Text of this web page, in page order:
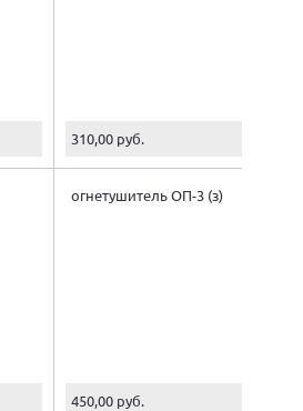
310,00 руб.
огнетушитель ОП-3 (з)
450,00 руб.